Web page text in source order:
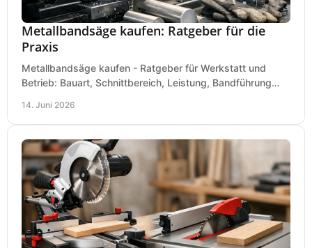
Metallbandsäge kaufen: Ratgeber für die
Praxis
Metallbandsäge kaufen - Ratgeber für Werkstatt und
Betrieb: Bauart, Schnittbereich, Leistung, Bandführung
14. Juni 2026